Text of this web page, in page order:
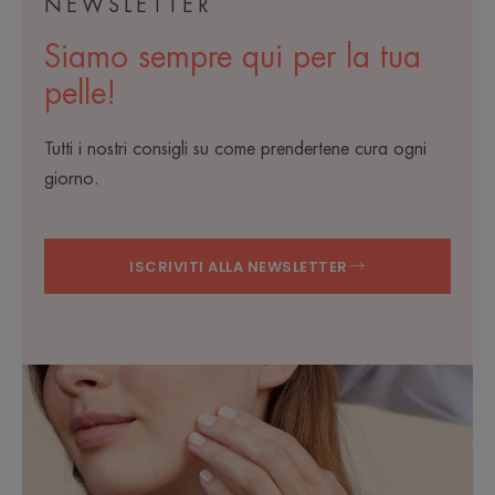
NEWSLETTER
Siamo sempre qui per la tua
pelle!
Tutti i nostri consigli su come prendertene cura ogni
giorno.
ISCRIVITI ALLA NEWSLETTER